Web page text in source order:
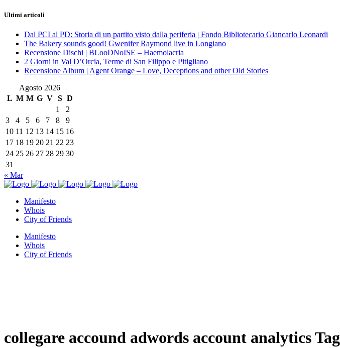
Ultimi articoli
Dal PCI al PD: Storia di un partito visto dalla periferia | Fondo Bibliotecario Giancarlo Leonardi
The Bakery sounds good! Gwenifer Raymond live in Longiano
Recensione Dischi | BLooDNoISE – Haemolacria
2 Giorni in Val D’Orcia, Terme di San Filippo e Pitigliano
Recensione Album | Agent Orange – Love, Deceptions and other Old Stories
Agosto 2026
L M M G V S D
1
2
3
4 5 6 7 8
9
10 11 12 13 14 15 16
17 18 19 20 21 22 23
24 25 26 27 28 29 30
31
« Mar
Manifesto
Whois
City of Friends
Manifesto
Whois
City of Friends
collegare accound adwords account analytics Tag